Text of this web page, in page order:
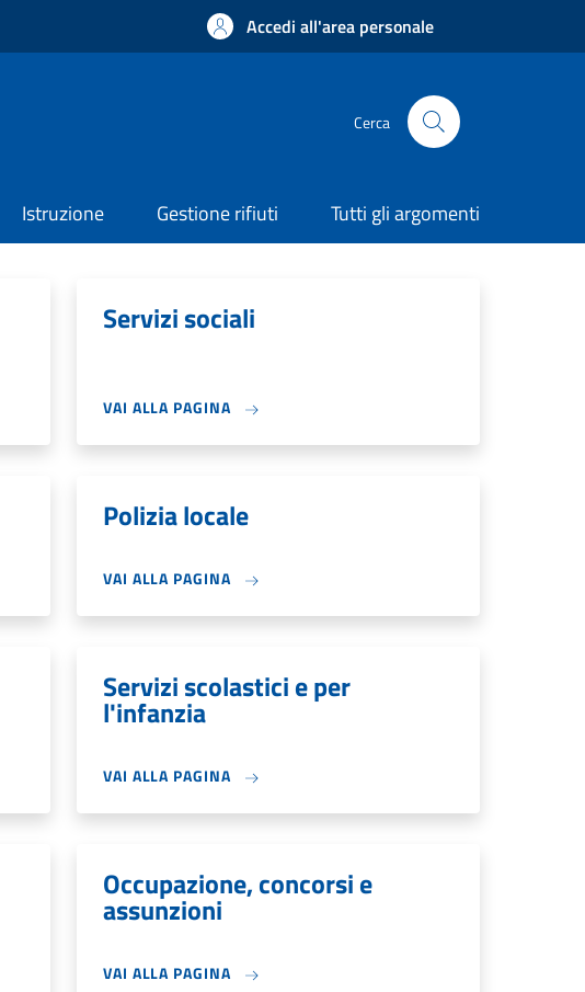
Accedi all'area personale
Cerca
Istruzione Gestione rifiuti Tutti gli argomenti
Servizi sociali
VAI ALLA PAGINA
Polizia locale
VAI ALLA PAGINA
Servizi scolastici e per
l'infanzia
VAI ALLA PAGINA
Occupazione, concorsi e
assunzioni
VAI ALLA PAGINA